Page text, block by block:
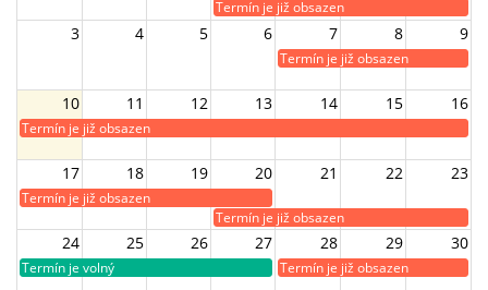
Termín je již obsazen
3 4 5 6 7 8 9
Termín je již obsazen
10 11 12 13 14 15 16
Termín je již obsazen
17 18 19 20 21 22 23
Termín je již obsazen
Termín je již obsazen
24 25 26 27 28 29 30
Termín je volný Termín je již obsazen